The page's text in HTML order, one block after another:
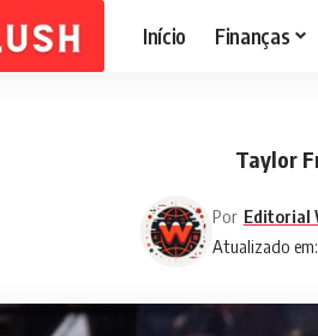
Início Finanças
Taylor
Atualizado
Por Editorial